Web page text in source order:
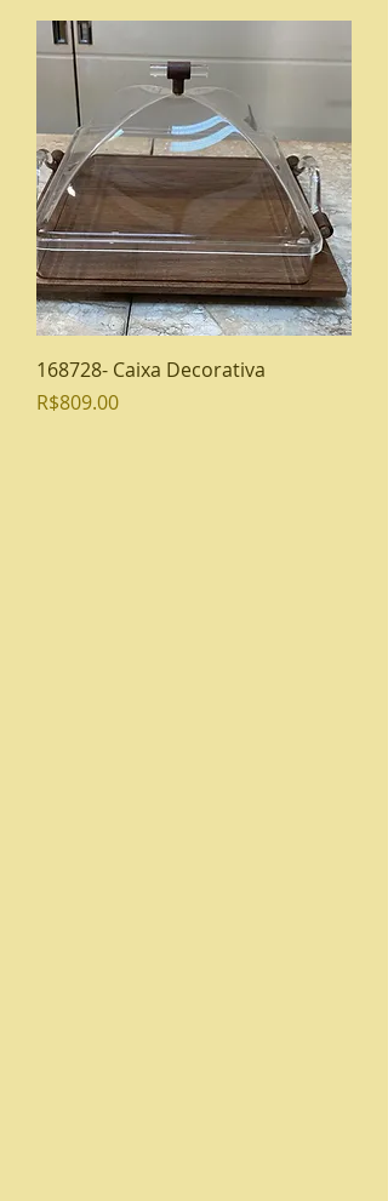
168728- Caixa Decorativa
Preço
R$809.00